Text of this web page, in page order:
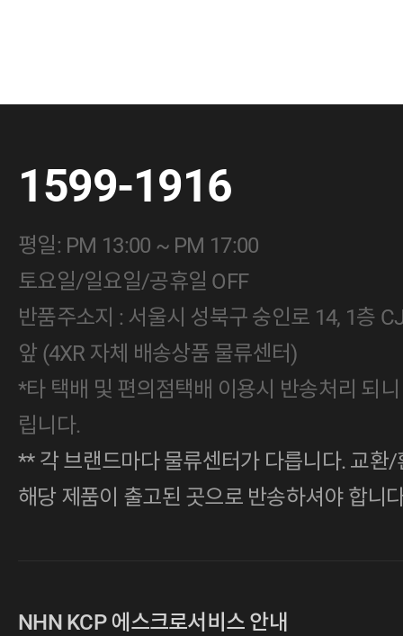
1599-1916
평일: PM 13:00 ~ PM 17:00
토요일/일요일/공휴일 OFF
반품주소지 : 서울시 성북구 숭인로 14, 1층
앞 (4XR 자체 배송상품 물류센터)
*타 택배 및 편의점택배 이용시 반송처리 되
립니다.
** 각 브랜드마다 물류센터가 다릅니다. 교환
해당 제품이 출고된 곳으로 반송하셔야 합니
NHN KCP 에스크로서비스 안내